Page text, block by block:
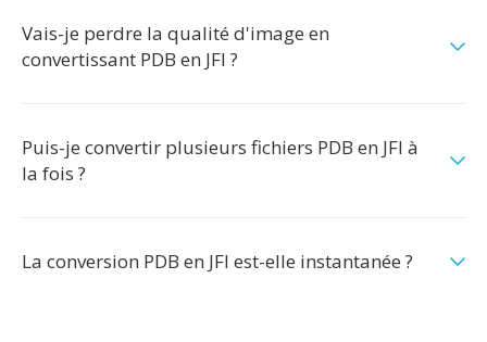
Vais-je perdre la qualité d'image en
convertissant PDB en JFI ?
Puis-je convertir plusieurs fichiers PDB en JFI à
la fois ?
La conversion PDB en JFI est-elle instantanée ?